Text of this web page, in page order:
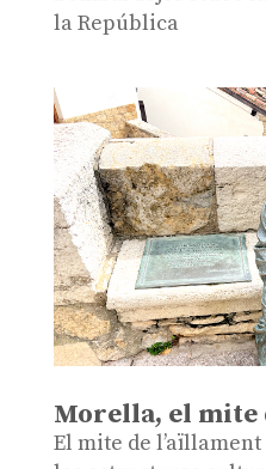
la República
Morella, el mite
El mite de